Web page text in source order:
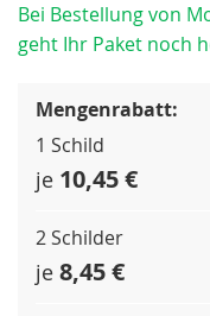
Bei Bestellung von
geht Ihr Paket noch
Mengenrabatt:
1 Schild
je 10,45 €
2 Schilder
je 8,45 €